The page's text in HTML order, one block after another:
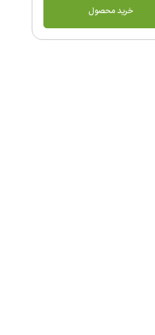
خرید محصول